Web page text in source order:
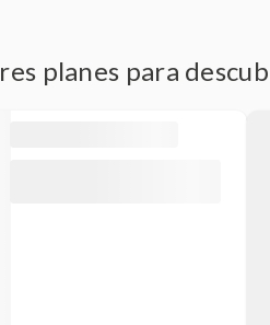
planes para